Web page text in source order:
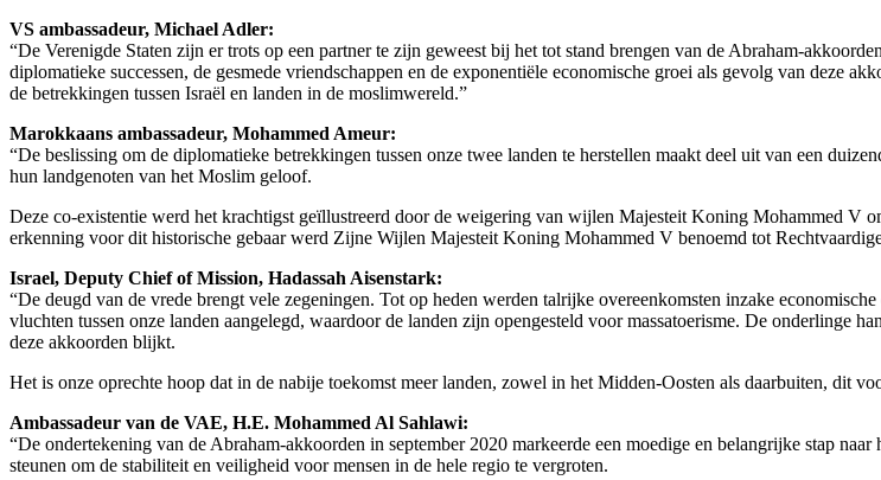
VS ambassadeur, Michael Adler:
“De Verenigde Staten zijn er trots op een partner te zijn geweest bij het tot stand brengen van de Abraham-
diplomatieke successen, de gesmede vriendschappen en de exponentiële economische groei als gevolg van deze
de betrekkingen tussen Israël en landen in de moslimwereld.”
Marokkaans ambassadeur, Mohammed Ameur:
“De beslissing om de diplomatieke betrekkingen tussen onze twee landen te herstellen maakt deel uit van een
hun landgenoten van het Moslim geloof.
Deze co-existentie werd het krachtigst geïllustreerd door de weigering van wijlen Majesteit Koning Mohammed V
erkenning voor dit historische gebaar werd Zijne Wijlen Majesteit Koning Mohammed V benoemd tot
Israel, Deputy Chief of Mission, Hadassah Aisenstark:
“De deugd van de vrede brengt vele zegeningen. Tot op heden werden talrijke overeenkomsten inzake
vluchten tussen onze landen aangelegd, waardoor de landen zijn opengesteld voor massatoerisme. De onderlinge
deze akkoorden blijkt.
Het is onze oprechte hoop dat in de nabije toekomst meer landen, zowel in het Midden-Oosten als daarbuiten, dit
Ambassadeur van de VAE, H.E. Mohammed Al Sahlawi:
“De ondertekening van de Abraham-akkoorden in september 2020 markeerde een moedige en belangrijke stap
steunen om de stabiliteit en veiligheid voor mensen in de hele regio te vergroten.